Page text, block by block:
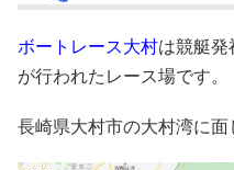
ボートレース大村は競艇発
が行われたレース場です。
長崎県大村市の大村湾に面